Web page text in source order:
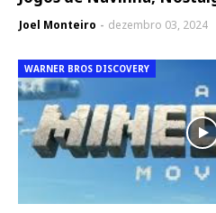
Joel Monteiro dezembro 03, 2024
WARNER BROS DISCOVERY